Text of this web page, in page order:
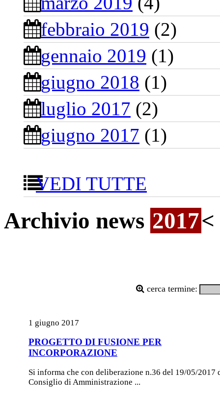
febbraio 2019 (2)
gennaio 2019 (1)
giugno 2018 (1)
luglio 2017 (2)
giugno 2017 (1)
VEDI TUTTE
Archivio news 2017<
cerca termine:
1 giugno 2017
PROGETTO DI FUSIONE PER
INCORPORAZIONE
Si informa che con deliberazione n.36 del 19/05/2017
Consiglio di Amministrazione ...